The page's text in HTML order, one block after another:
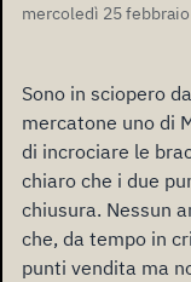
mercoledì 25
Sono in sciopero
mercatone uno di
di incrociare le
chiaro che i due
chiusura. Nessun
che, da tempo in
punti vendita ma